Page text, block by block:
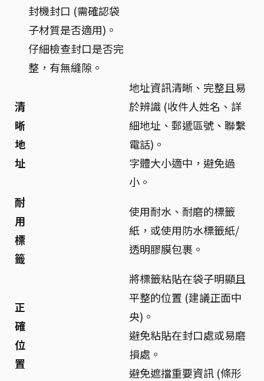
封機封口 (需確認袋
子材質是否適用)。
仔細檢查封口是否完
整，有無縫隙。
清
晰
地
址
地址資訊清晰、完整且易
於辨識 (收件人姓名、詳
細地址、郵遞區號、聯繫
電話)。
字體大小適中，避免過
小。
耐
用
標
籤
使用耐水、耐磨的標籤
紙，或使用防水標籤紙/
透明膠膜包裹。
正
確
位
置
將標籤粘貼在袋子明顯且
平整的位置 (建議正面中
央)。
避免粘貼在封口處或易磨
損處。
避免遮擋重要資訊 (條形